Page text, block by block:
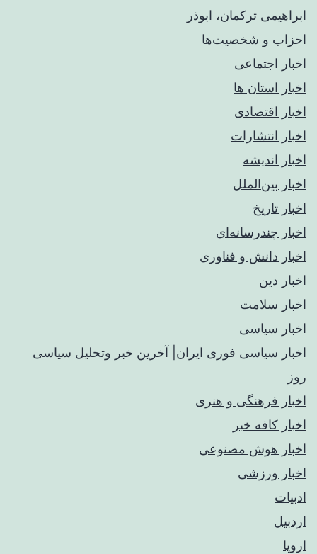
ابراهیمی ترکمان، ابوذر
احزاب و شخصیت‌ها
اخبار اجتماعی
اخبار استان ها
اخبار اقتصادی
اخبار انتشارات
اخبار اندیشه
اخبار بین‌الملل
اخبار تاریخ
اخبار چندرسانه‌ای
اخبار دانش و فناوری
اخبار دین
اخبار سلامت
اخبار سیاسی
اخبار سیاسی فوری ایران| آخرین خبر وتحلیل سیاسی
روز
اخبار فرهنگی و هنری
اخبار کافه خبر
اخبار هوش مصنوعی
اخبار ورزشی
ادبیات
اردبیل
اروپا